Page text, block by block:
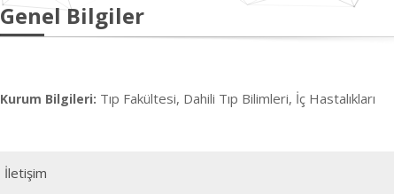
Genel Bilgiler
Kurum Bilgileri: Tıp Fakültesi, Dahili Tıp Bilimleri, İç Hastalıkları
İletişim